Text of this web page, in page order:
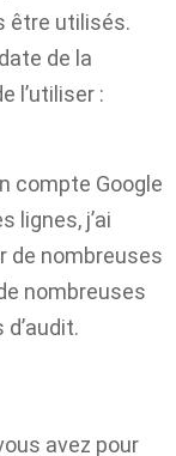
être utilisés.
de la
l’utiliser :
compte Google
lignes, j’ai
de nombreuses
nombreuses
avez pour